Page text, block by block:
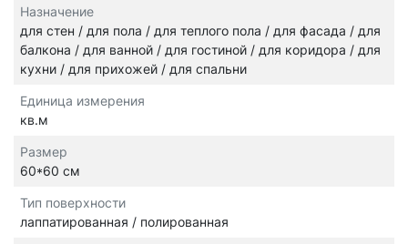
Назначение
для стен / для пола / для теплого пола / для фасада / для
балкона / для ванной / для гостиной / для коридора / для
кухни / для прихожей / для спальни
Единица измерения
кв.м
Размер
60*60 см
Тип поверхности
лаппатированная / полированная